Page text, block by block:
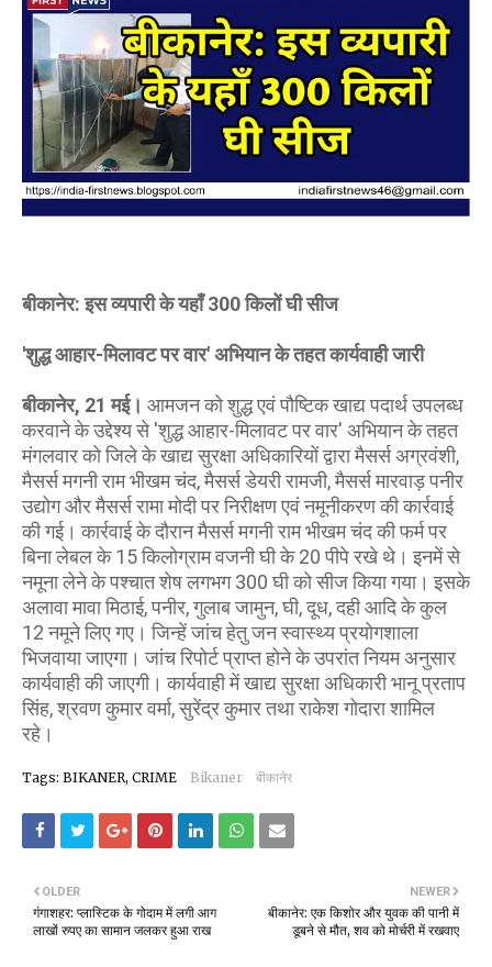
बीकानेर: इस व्यपारी के यहाँ 300 किलों घी सीज
'शुद्ध आहार-मिलावट पर वार' अभियान के तहत कार्यवाही जारी
बीकानेर, 21 मई। आमजन को शुद्ध एवं पौष्टिक खाद्य पदार्थ उपलब्ध
करवाने के उद्देश्य से 'शुद्ध आहार-मिलावट पर वार' अभियान के तहत
मंगलवार को जिले के खाद्य सुरक्षा अधिकारियों द्वारा मैसर्स अग्रवंशी,
मैसर्स मगनी राम भीखम चंद, मैसर्स डेयरी रामजी, मैसर्स मारवाड़ पनीर
उद्योग और मैसर्स रामा मोदी पर निरीक्षण एवं नमूनीकरण की कार्रवाई
की गई। कार्रवाई के दौरान मैसर्स मगनी राम भीखम चंद की फर्म पर
बिना लेबल के 15 किलोग्राम वजनी घी के 20 पीपे रखे थे। इनमें से
नमूना लेने के पश्चात शेष लगभग 300 घी को सीज किया गया। इसके
अलावा मावा मिठाई, पनीर, गुलाब जामुन, घी, दूध, दही आदि के कुल
12 नमूने लिए गए। जिन्हें जांच हेतु जन स्वास्थ्य प्रयोगशाला
भिजवाया जाएगा। जांच रिपोर्ट प्राप्त होने के उपरांत नियम अनुसार
कार्यवाही की जाएगी। कार्यवाही में खाद्य सुरक्षा अधिकारी भानू प्रताप
सिंह, श्रवण कुमार वर्मा, सुरेंद्र कुमार तथा राकेश गोदारा शामिल
रहे।
Tags: BIKANER, CRIME Bikaner बीकानेर
NEWER
बीकानेर: एक किशोर और युवक की पानी में
डूबने से मौत, शव को मोर्चरी में रखवाए
OLDER
गंगाशहर: प्लास्टिक के गोदाम में लगी आग
लाखों रुपए का सामान जलकर हुआ राख